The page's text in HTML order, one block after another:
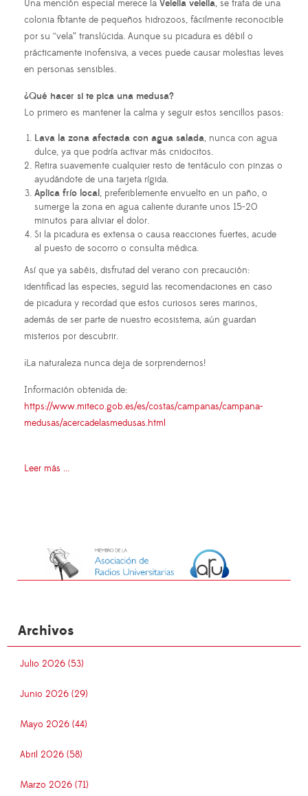
Una mención especial merece la Velella velella, se trata de una
colonia flotante de pequeños hidrozoos, fácilmente reconocible
por su “vela” translúcida. Aunque su picadura es débil o
prácticamente inofensiva, a veces puede causar molestias leves
en personas sensibles.
¿Qué hacer si te pica una medusa?
Lo primero es mantener la calma y seguir estos sencillos pasos:
Lava la zona afectada con agua salada, nunca con agua
dulce, ya que podría activar más cnidocitos.
Retira suavemente cualquier resto de tentáculo con pinzas o
ayudándote de una tarjeta rígida.
Aplica frío local, preferiblemente envuelto en un paño, o
sumerge la zona en agua caliente durante unos 15-20
minutos para aliviar el dolor.
Si la picadura es extensa o causa reacciones fuertes, acude
al puesto de socorro o consulta médica.
Así que ya sabéis, disfrutad del verano con precaución:
identificad las especies, seguid las recomendaciones en caso
de picadura y recordad que estos curiosos seres marinos,
además de ser parte de nuestro ecosistema, aún guardan
misterios por descubrir.
¡La naturaleza nunca deja de sorprendernos!
Información obtenida de:
https://www.miteco.gob.es/es/costas/campanas/campana-
medusas/acercadelasmedusas.html
Leer más ...
Archivos
Julio 2026 (53)
Junio 2026 (29)
Mayo 2026 (44)
Abril 2026 (58)
Marzo 2026 (71)